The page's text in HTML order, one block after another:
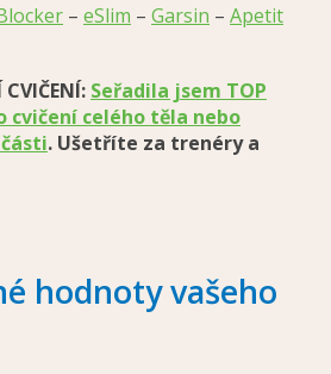
– eSlim – Garsin – Apetit
Seřadila jsem TOP
cvičení celého těla nebo
. Ušetříte za trenéry a
hodnoty vašeho